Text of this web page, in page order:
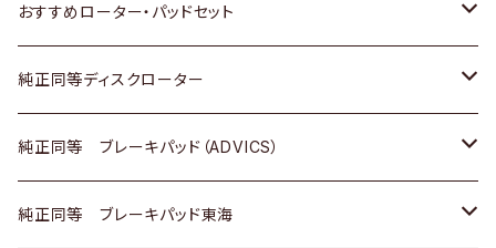
ダイハツ
マツダ
三菱
スバル
いすゞ
ダイハツ
マツダ
三菱
いすゞ
ダイハツ
三菱
日野
スズキ
日産
ダイハツ
マツダ
ホンダ
スズキ
日産
いすゞ
トヨタ
日産
いすゞ
ダイハツ
おすすめローター・パッドセット
トヨタ
ホンダ
スズキ
純正同等ディスクローター
トヨタ
ホンダ
純正同等 ブレーキパッド（ADVICS）
トヨタ
純正同等 ブレーキパッド東海